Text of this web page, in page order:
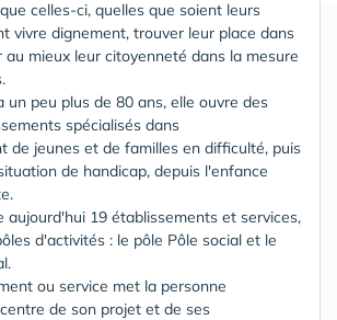
celles-ci, quelles que soient leurs
vivre dignement, trouver leur place dans
au mieux leur citoyenneté dans la mesure
un peu plus de 80 ans, elle ouvre des
spécialisés dans
de jeunes et de familles en difficulté, puis
de handicap, depuis l'enfance
aujourd'hui 19 établissements et services,
d'activités : le pôle Pôle social et le
ou service met la personne
de son projet et de ses